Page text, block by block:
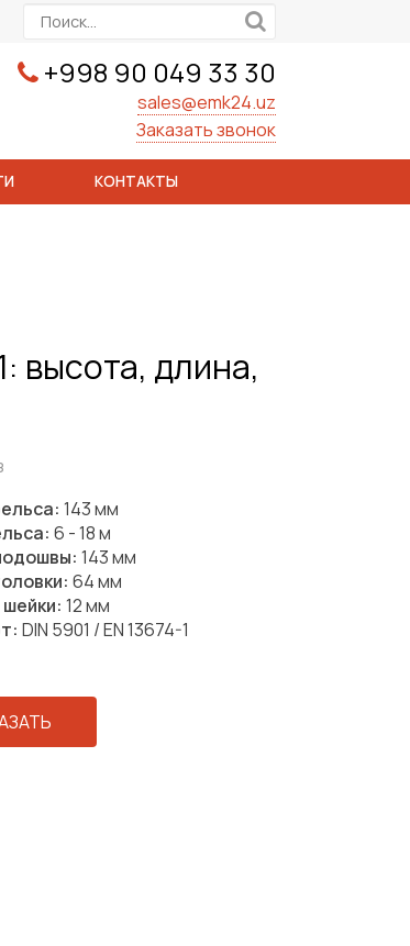
+998 90 049 33 30
sales@emk24.uz
Заказать звонок
КОНТАКТЫ
высота, длина,
143 мм
6 - 18 м
143 мм
64 мм
12 мм
DIN 5901 / EN 13674-1